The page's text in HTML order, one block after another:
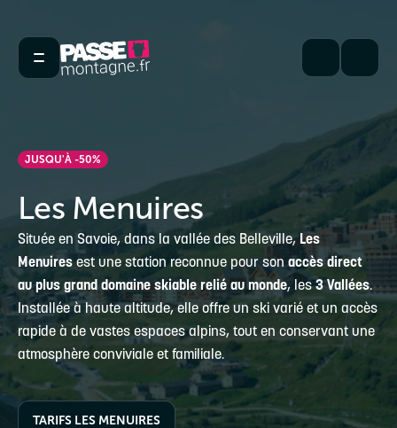
JUSQU'À -50%
Les Menuires
Située en Savoie, dans la vallée des Belleville,Les
Menuiresest une station reconnue pour son accès direct
au plus grand domaine skiable relié au monde, les3 Vallées.
Installée à haute altitude, elle offre un ski varié et un accès
rapide à de vastes espaces alpins, tout en conservant une
atmosphère conviviale et familiale.
TARIFS LES MENUIRES